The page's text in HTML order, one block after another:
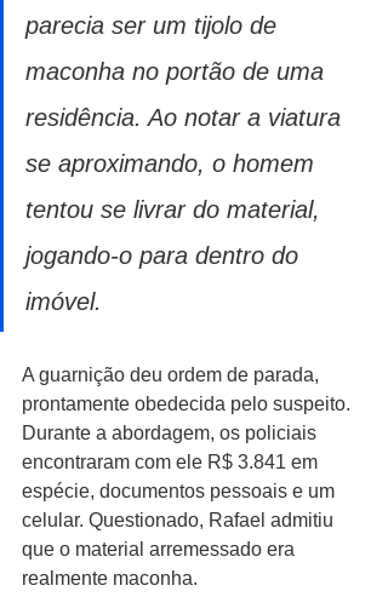
parecia ser um tijolo de
maconha no portão de uma
residência. Ao notar a viatura
se aproximando, o homem
tentou se livrar do material,
jogando-o para dentro do
imóvel.
A guarnição deu ordem de parada,
prontamente obedecida pelo suspeito.
Durante a abordagem, os policiais
encontraram com ele R$ 3.841 em
espécie, documentos pessoais e um
celular. Questionado, Rafael admitiu
que o material arremessado era
realmente maconha.